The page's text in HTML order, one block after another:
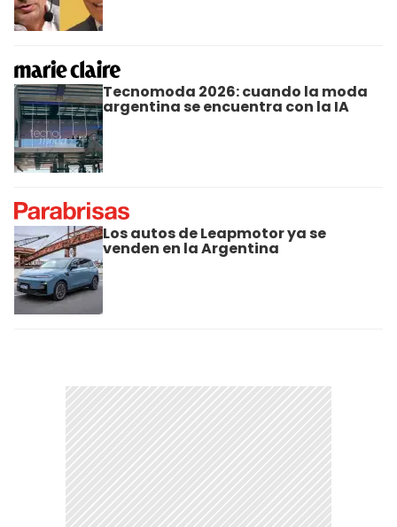
Tecnomoda 2026: cuando la moda
argentina se encuentra con la IA
Los autos de Leapmotor ya se
venden en la Argentina